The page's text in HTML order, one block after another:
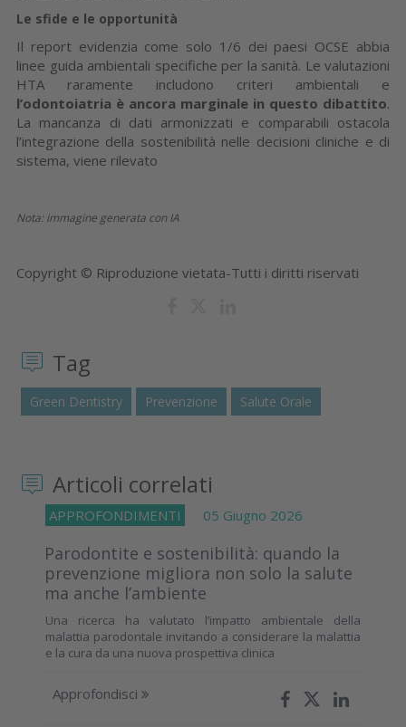
Le sfide e le opportunità
Il report evidenzia come solo 1/6 dei paesi OCSE abbia
linee guida ambientali specifiche per la sanità. Le valutazioni
HTA raramente includono criteri ambientali e
l’odontoiatria è ancora marginale in questo dibattito.
La mancanza di dati armonizzati e comparabili ostacola
l’integrazione della sostenibilità nelle decisioni cliniche e di
sistema, viene rilevato
Nota: immagine generata con IA
Copyright © Riproduzione vietata-Tutti i diritti riservati
Tag
Green Dentistry Prevenzione Salute Orale
Articoli correlati
APPROFONDIMENTI 05 Giugno 2026
Parodontite e sostenibilità: quando la
prevenzione migliora non solo la salute
ma anche l’ambiente
Una ricerca ha valutato l’impatto ambientale della
malattia parodontale invitando a considerare la malattia
e la cura da una nuova prospettiva clinica
Approfondisci